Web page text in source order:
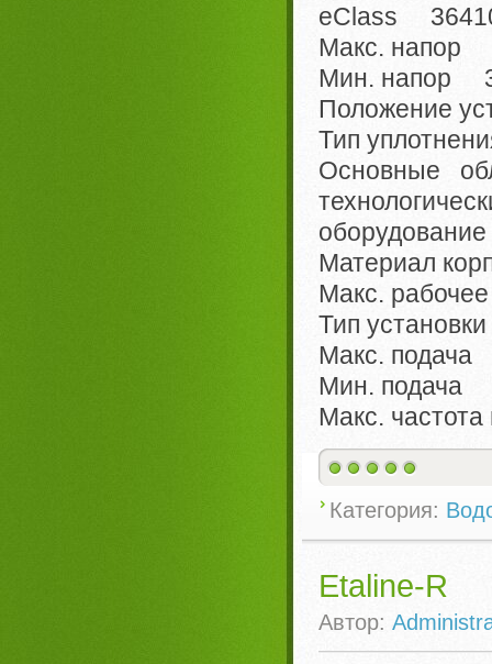
eClass
Макс. напор
Мин. напор
Положение
Тип
Основные
Материал
Макс.
Тип
Макс.
Мин. подача
Макс.
Категория:
Etaline-R
Автор: